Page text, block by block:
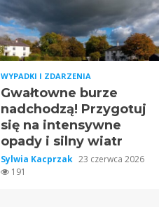
WYPADKI I ZDARZENIA
Gwałtowne burze
nadchodzą! Przygotuj
się na intensywne
opady i silny wiatr
Sylwia Kacprzak 23 czerwca 2026
191